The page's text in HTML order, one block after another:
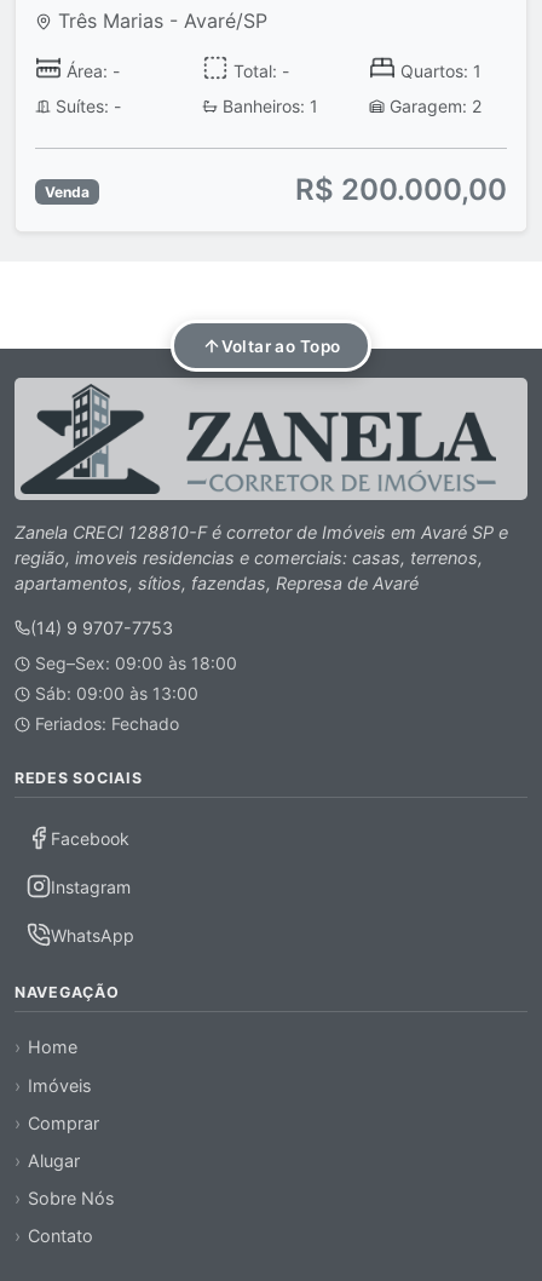
Três Marias - Avaré/SP
Área: - Total: -
Quartos: 1
Suítes: -
Banheiros: 1 Garagem: 2
Venda R$ 200.000,00
Voltar ao Topo
Zanela CRECI 128810-F é corretor de Imóveis em Avaré SP e
região, imoveis residencias e comerciais: casas, terrenos,
apartamentos, sítios, fazendas, Represa de Avaré
(14) 9 9707-7753
Seg–Sex: 09:00 às 18:00
Sáb: 09:00 às 13:00
Feriados: Fechado
REDES SOCIAIS
Facebook
Instagram
WhatsApp
NAVEGAÇÃO
Home
Imóveis
Comprar
Alugar
Sobre Nós
Contato